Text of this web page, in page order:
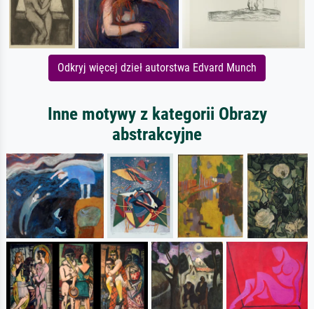
Odkryj więcej dzieł autorstwa Edvard Munch
Inne motywy z kategorii Obrazy
abstrakcyjne